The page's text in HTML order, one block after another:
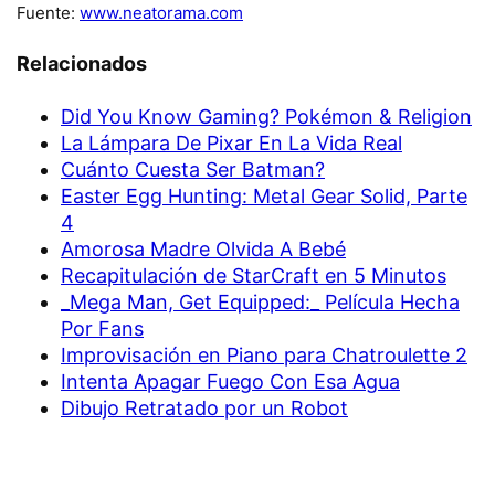
Fuente: www.neatorama.com
Relacionados
Did You Know Gaming? Pokémon & Religion
La Lámpara De Pixar En La Vida Real
Cuánto Cuesta Ser Batman?
Easter Egg Hunting: Metal Gear Solid, Parte
4
Amorosa Madre Olvida A Bebé
Recapitulación de StarCraft en 5 Minutos
_Mega Man, Get Equipped:_ Película Hecha
Por Fans
Improvisación en Piano para Chatroulette 2
Intenta Apagar Fuego Con Esa Agua
Dibujo Retratado por un Robot